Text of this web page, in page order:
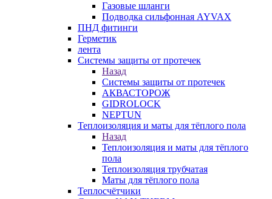
Газовые шланги
Подводка сильфонная AYVAX
ПНД фитинги
Герметик
лента
Системы защиты от протечек
Назад
Системы защиты от протечек
АКВАСТОРОЖ
GIDROLOCK
NEPTUN
Теплоизоляция и маты для тёплого пола
Назад
Теплоизоляция и маты для тёплого
пола
Теплоизоляция трубчатая
Маты для тёплого пола
Теплосчётчики